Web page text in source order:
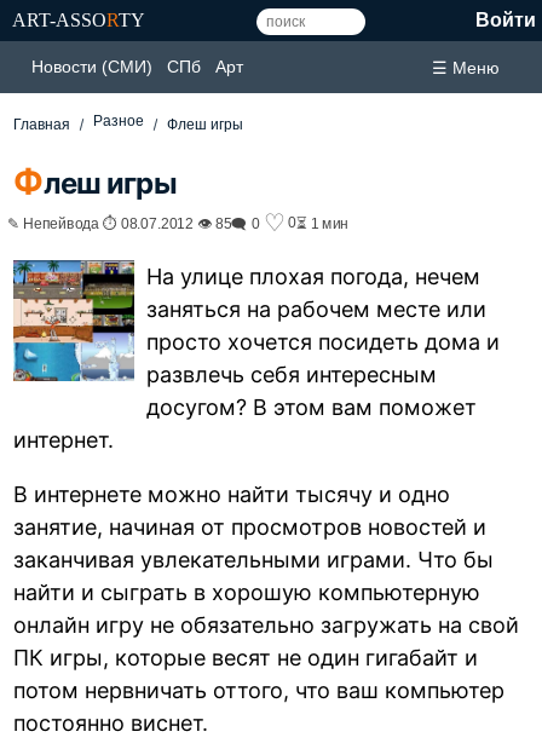
ART-ASSORTY Войти
Новости (СМИ) СПб Арт ☰ Меню
Главная Разное Флеш игры
Флеш игры
✎ Непейвода ⏱ 08.07.2012 👁 85🗨 0 ♡ 0⏳ 1 мин
На улице плохая погода, нечем
заняться на рабочем месте или
просто хочется посидеть дома и
развлечь себя интересным
досугом? В этом вам поможет
интернет.
В интернете можно найти тысячу и одно
занятие, начиная от просмотров новостей и
заканчивая увлекательными играми. Что бы
найти и сыграть в хорошую компьютерную
онлайн игру не обязательно загружать на свой
ПК игры, которые весят не один гигабайт и
потом нервничать оттого, что ваш компьютер
постоянно виснет.